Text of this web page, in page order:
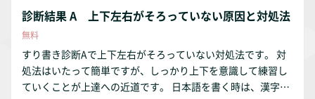
診断結果 A 上下左右がそろっていない原因と対処法
無料
すり書き診断Aで上下左右がそろっていない対処法です。 対
処法はいたって簡単ですが、しっかり上下を意識して練習し
ていくことが上達への近道です。 日本語を書く時は、漢字練